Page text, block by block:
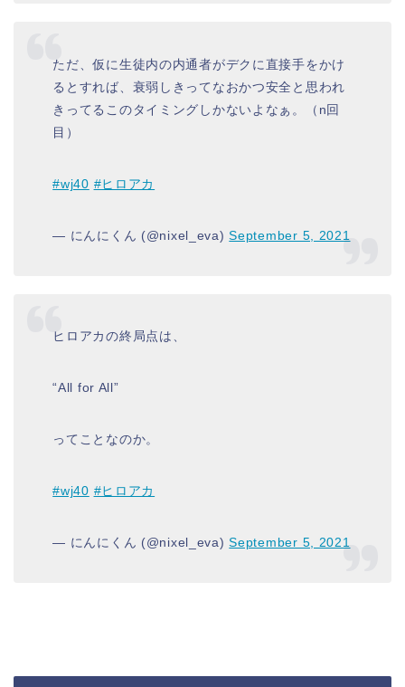
ただ、仮に生徒内の内通者がデクに直接手をかけ
るとすれば、衰弱しきってなおかつ安全と思われ
きってるこのタイミングしかないよなぁ。（n回
目）
#wj40 #ヒロアカ
— にんにくん (@nixel_eva)September 5, 2021
ヒロアカの終局点は、
“All for All”
ってことなのか。
#wj40 #ヒロアカ
— にんにくん (@nixel_eva)September 5, 2021